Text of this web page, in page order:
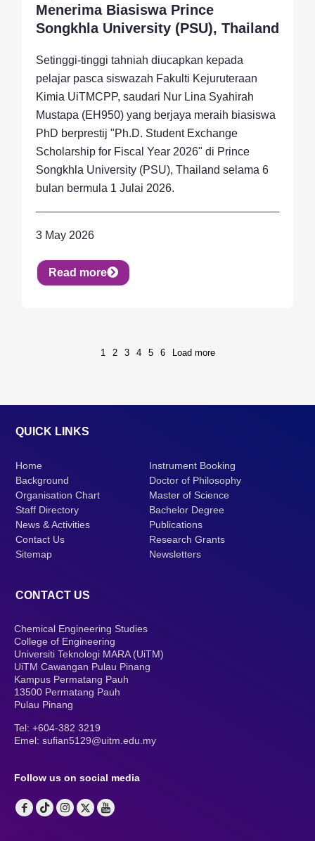
Menerima Biasiswa Prince
Songkhla University (PSU), Thailand
Setinggi-tinggi tahniah diucapkan kepada
pelajar pasca siswazah Fakulti Kejuruteraan
Kimia UiTMCPP, saudari Nur Lina Syahirah
Mustapa (EH950) yang berjaya meraih biasiswa
PhD berprestij "Ph.D. Student Exchange
Scholarship for Fiscal Year 2026" di Prince
Songkhla University (PSU), Thailand selama 6
bulan bermula 1 Julai 2026.
3 May 2026
Read more
1 2 3 4 5 6 Load more
QUICK LINKS
Home
Background
Organisation Chart
Staff Directory
News & Activities
Contact Us
Sitemap
Instrument Booking
Doctor of Philosophy
Master of Science
Bachelor Degree
Publications
Research Grants
Newsletters
CONTACT US
Chemical Engineering Studies
College of Engineering
Universiti Teknologi MARA (UiTM)
UiTM Cawangan Pulau Pinang
Kampus Permatang Pauh
13500 Permatang Pauh
Pulau Pinang
Tel: +604-382 3219
Emel: sufian5129@uitm.edu.my
Follow us on social media